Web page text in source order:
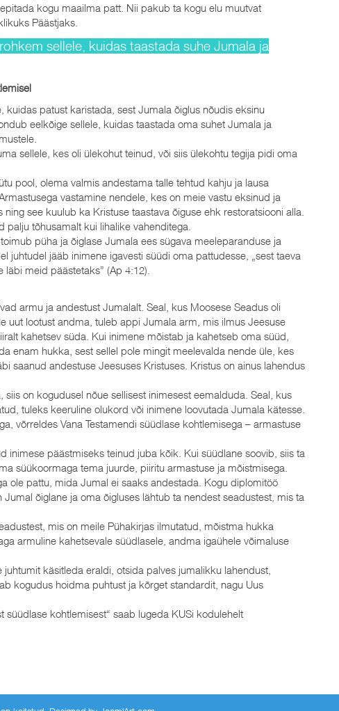
kogu maailma patt. Nii pakub ta kogu elu muutvat
Päästjaks.
sellele, kuidas taastada suhe Jumala ja
kuidas patust karistada, sest Jumala õiglus nõudis eksinu
eelkõige sellele, kuidas taastada oma suhet Jumala ja
sellele, kes oli ülekohut teinud, või siis ülekohtu tegija pidi oma
pool, olema valmis andestama talle tehtud kahju ja lausa
vastamine nendele, kes on meie vastu eksinud ja
see kuulub ka Kristuse taastava õiguse ehk restoratsiooni alla.
tõhusamalt kui lihalike vahenditega.
püha ja õiglase Jumala ees sügava meeleparanduse ja
juhtudel jääb inimene igavesti süüdi oma pattudesse, „sest taeva
meid päästetaks” (Ap 4:12).
armu ja andestust Jumalalt. Seal, kus Moosese Seadus oli
uut lootust andma, tuleb appi Jumala arm, mis ilmus Jeesuse
kahetsev süda. Kui inimene mõistab ja kahetseb oma süüd,
enam hukka, sest sellel pole mingit meelevalda nende üle, kes
saanud andestuse Jeesuses Kristuses. Kristus on ainus lahendus
on kogudusel nõue sellisest inimesest eemalduda. Seal, kus
tuleks keeruline olukord või inimene loovutada Jumala kätesse.
võrreldes Vana Testamendi süüdlase kohtlemisega – armastuse
inimese päästmiseks teinud juba kõik. Kui süüdlane soovib, siis ta
süükoormaga tema juurde, piiritu armastuse ja mõistmisega.
ole pattu, mida Jumal ei saaks andestada. Kogu diplomitöö
õiglane ja oma õigluses lähtub ta nendest seadustest, mis ta
mis on meile Pühakirjas ilmutatud, mõistma hukka
armuline kahetsevale süüdlasele, andma igaühele võimaluse
käsitleda eraldi, otsida palves jumalikku lahendust,
kogudus hoidma puhtust ja kõrget standardit, nagu Uus
süüdlase kohtlemisest“ saab lugeda KUSi kodulehelt